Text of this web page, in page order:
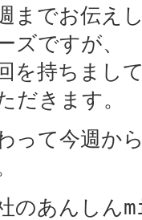
までお伝え
ズですが、
を持ちまし
だきます。
って今週か
のあんしん